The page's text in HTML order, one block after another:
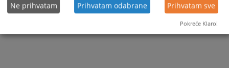
Ne prihvatam Prihvatam odabrane Prihvatam sve
Pokreće Klaro!